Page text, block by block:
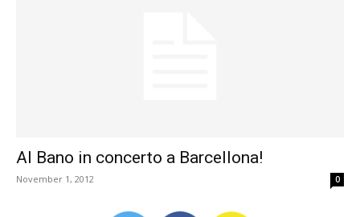
Al Bano in concerto a Barcellona!
November 1, 2012 0